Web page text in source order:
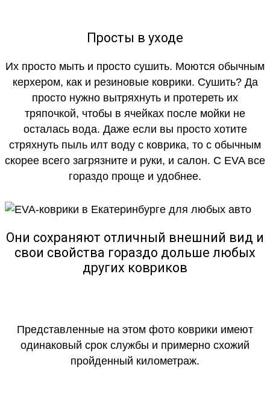
Просты в уходе
Их просто мыть и просто сушить. Моются обычным
керхером, как и резиновые коврики. Сушить? Да
просто нужно вытряхнуть и протереть их
тряпочкой, чтобы в ячейках после мойки не
осталась вода. Даже если вы просто хотите
стряхнуть пыль илт воду с коврика, то с обычным
скорее всего загрязните и руки, и салон. С EVA все
гораздо проще и удобнее.
Они сохраняют отличный внешний вид и
свои свойства гораздо дольше любых
других ковриков
Представленные на этом фото коврики имеют
одинаковый срок службы и примерно схожий
пройденный километраж.